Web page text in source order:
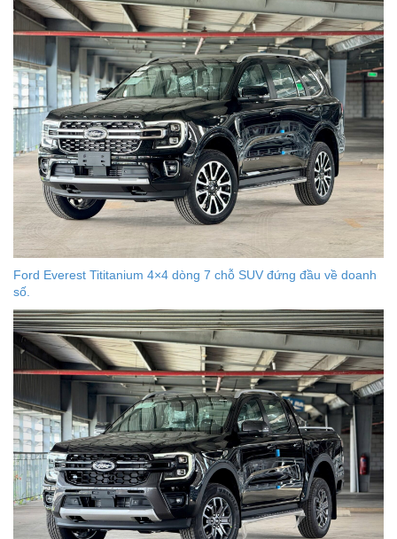
Ford Everest Tititanium 4×4 dòng 7 chỗ SUV đứng đầu về doanh
số.